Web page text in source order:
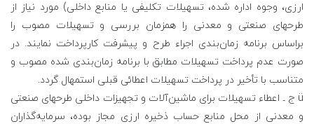
ارزی، وجوه اداره شده، تسهیلات تکلیفی یا منابع داخلی) مورد نیاز از
طرحهای صنعتی و معدنی را همزمان بررسی و تسهیلات مصوب را
براساس برنامه زمان‌بندی اجراء طرح و پیشرفت کارپرداخت نمایند. در
صورت عدم پرداخت تسهیلات مطابق با برنامه زمان‌بندی شده مصوب و
متناسب با تأخیر در پرداخت تسهیلات اعطائی قبلی استمهال گردد.
ü ج ـ اعطاء تسهیلات برای ماشین‌آلات و تجهیزات داخلی طرحهای صنعتی
و معدنی از محل منابع حساب ذخیره ارزی مجاز بوده، سرمایه‌گذاران